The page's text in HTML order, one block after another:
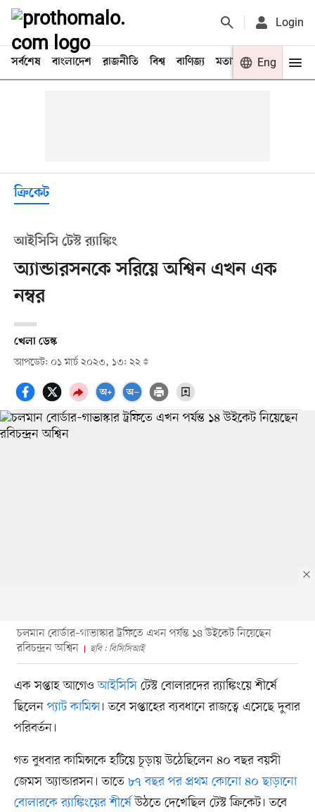
Login
সর্বশেষ বাংলাদেশ রাজনীতি বিশ্ব বাণিজ্য মতামত খেলা
Eng
ক্রিকেট
আইসিসি টেস্ট র‍্যাঙ্কিং
অ্যান্ডারসনকে সরিয়ে অশ্বিন এখন এক
নম্বর
খেলা ডেস্ক
আপডেট: ০১ মার্চ ২০২৩, ১৩: ২২
চলমান বোর্ডার–গাভাস্কার ট্রফিতে এখন পর্যন্ত ১৪ উইকেট নিয়েছেন
রবিচন্দ্রন অশ্বিন
ছবি : বিসিসিআই
এক সপ্তাহ আগেওআইসিসিটেস্ট বোলারদের র‍্যাঙ্কিংয়ে শীর্ষে
ছিলেন প্যাট কামিন্স। তবে সপ্তাহের ব্যবধানে রাজত্বে এসেছে দুবার
পরিবর্তন।
গত বুধবার কামিন্সকে হটিয়ে চূড়ায় উঠেছিলেন ৪০ বছর বয়সী
জেমস অ্যান্ডারসন। তাতে ৮৭ বছর পর প্রথম কোনো ৪০ ছাড়ানো
বোলারকে র‍্যাঙ্কিংয়ের শীর্ষেউঠতে দেখেছিল টেস্ট ক্রিকেট। তবে